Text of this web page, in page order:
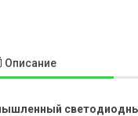
Описание